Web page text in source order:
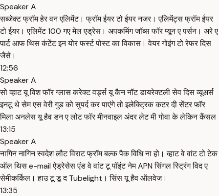
Speaker A
सब्जेक्ट फ्रॉम हेर वन एलिमेंट। फ्रॉम ईयर टो ईयर नजर। एलिमेंट्स फ्रॉम ईयर
टो ईयर। एलिमेंट 100 गए मेल एड्रेस। अपकमिंग जॉब्स फॉर प्यून ए पर्सन। अरे ए
पार्ट आफ थिस कंटेंट इन योर फर्स्ट पोस्ट का विकास। वेयर गोइंग टो रेफर दिस
जैसे।
12:56
Speaker A
सो व्हाट यू विश फॉर ग्लास करेक्ट वर्ड्स यू कैन नॉट डायरेक्टली सेव दिस व्यूअर्स
इनटू थे सेम एस वेरी गुड को सुपर्द कर पाएंगे तो इलेक्ट्रिक कटर दी सेंटर फॉर
मिला अनलेस यू हैव डन ए लोट फॉर मीनवाइल अंदर लेट मी गोवा के लेकिन कैंसल
13:15
Speaker A
नागिन नागिन स्वदेश लौट विराट फ्रॉम बल्क पैक विधि ना हो। व्हाट वे वांट टो टेक
ऑल थिस e-mail ऐड्रेसेस एंड वे वांट टू पॉइंट नेम APN सिंगल स्ट्रिंग विद ए
सेमीकर्किल। हाउ टू डू द Tubelight। सिंस यू हैव ऑलवेज।
13:35